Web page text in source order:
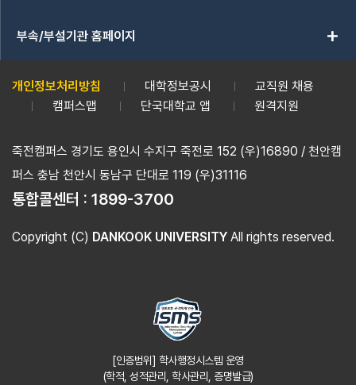
부속/부설기관 홈페이지 add
개인정보처리방침 대학정보공시
교직원 채용
캠퍼스맵
단국대학교 앱 원격지원
죽전캠퍼스 경기도 용인시 수지구 죽전로 152 (우)16890 / 천안캠
퍼스 충남 천안시 동남구 단대로 119 (우)31116
통합콜센터 : 1899-3700
Copyright (C) DANKOOK UNIVERSITY All rights reserved.
[인증범위] 학사행정시스템 운영
(학적, 성적관리, 학사관리, 증명발급)